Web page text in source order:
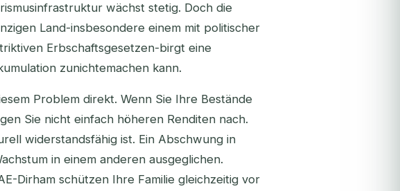
wächst stetig. Doch die
Land-insbesondere einem mit politischer
Erbschaftsgesetzen-birgt eine
zunichtemachen kann.
Problem direkt. Wenn Sie Ihre Bestände
Sie nicht einfach höheren Renditen nach.
widerstandsfähig ist. Ein Abschwung in
in einem anderen ausgeglichen.
Dirham schützen Ihre Familie gleichzeitig vor